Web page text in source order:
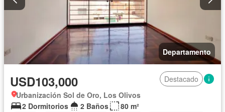
Departamento
USD103,000
Destacado
Urbanización Sol de Oro, Los Olivos
2 Dormitorios
2 Baños
80 m²